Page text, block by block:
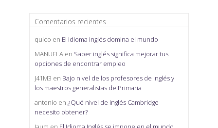
Comentarios recientes
quico en El idioma inglés domina el mundo
MANUELA en Saber inglés significa mejorar tus
opciones de encontrar empleo
J41M3 en Bajo nivel de los profesores de inglés y
los maestros generalistas de Primaria
antonio en ¿Qué nivel de inglés Cambridge
necesito obtener?